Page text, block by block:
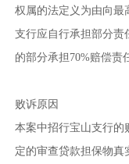
权属的法定义为由向最
支行应自行承担部分责
的部分承担70%赔偿责
败诉原因
本案中招行宝山支行的
定的审查贷款担保物